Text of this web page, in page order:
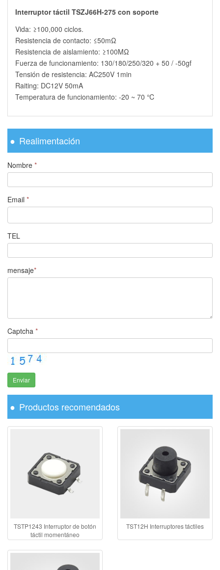
Interruptor táctil TSZJ66H-275 con soporte
Vida: ≥100,000 ciclos.
Resistencia de contacto: ≤50mΩ
Resistencia de aislamiento: ≥100MΩ
Fuerza de funcionamiento: 130/180/250/320 + 50 / -50gf
Tensión de resistencia: AC250V 1min
Raiting: DC12V 50mA
Temperatura de funcionamiento: -20 ~ 70 ℃
Realimentación
Nombre *
Email *
TEL
mensaje*
Captcha *
Enviar
Productos recomendados
TSTP1243 Interruptor de botón
táctil momentáneo
TST12H Interruptores táctiles